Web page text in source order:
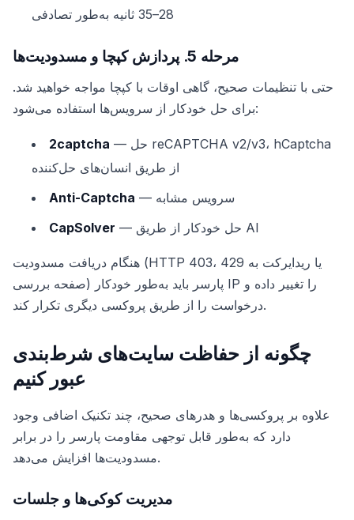
28–35 ثانیه به‌طور تصادفی
مرحله 5. پردازش کپچا و مسدودیت‌ها
حتی با تنظیمات صحیح، گاهی اوقات با کپچا مواجه خواهید شد.
برای حل خودکار از سرویس‌ها استفاده می‌شود:
2captcha — حل reCAPTCHA v2/v3، hCaptcha
از طریق انسان‌های حل‌کننده
Anti-Captcha
— سرویس مشابه
CapSolver
— حل خودکار از طریق AI
هنگام دریافت مسدودیت (HTTP 403، 429 یا ریدایرکت به
صفحه بررسی) پارسر باید به‌طور خودکار IP را تغییر داده و
درخواست را از طریق پروکسی دیگری تکرار کند.
چگونه از حفاظت سایت‌های شرط‌بندی
عبور کنیم
علاوه بر پروکسی‌ها و هدرهای صحیح، چند تکنیک اضافی وجود
دارد که به‌طور قابل توجهی مقاومت پارسر را در برابر
مسدودیت‌ها افزایش می‌دهد.
مدیریت کوکی‌ها و جلسات